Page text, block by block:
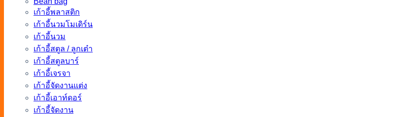
เก้าอี้พลาสติก
เก้าอี้นวมโมเดิร์น
เก้าอี้นวม
เก้าอี้สตูล / ลูกเต๋า
เก้าอี้สตูลบาร์
เก้าอี้เจรจา
เก้าอี้จัดงานแต่ง
เก้าอี้เอาท์ดอร์
เก้าอี้จัดงาน